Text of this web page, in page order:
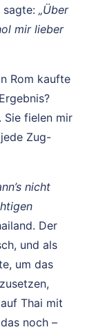
sagte: „Über
mir lieber
Rom kaufte
Sie fielen mir
Zug-
nicht
Der
und als
um das
Thai mit
noch –